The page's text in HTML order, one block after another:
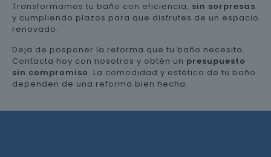
Transformamos tu baño con eficiencia, sin sorpresas
y cumpliendo plazos para que disfrutes de un espacio
renovado.
Deja de posponer la reforma que tu baño necesita.
Contacta hoy con nosotros y obtén un presupuesto
sin compromiso. La comodidad y estética de tu baño
dependen de una reforma bien hecha.